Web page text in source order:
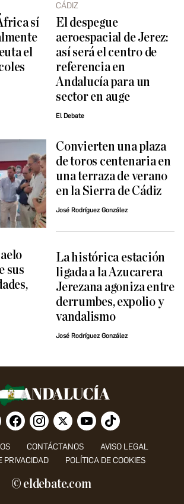
sí
el
CÁDIZ
El despegue
aeroespacial de Jerez:
así será el centro de
referencia en
Andalucía para un
sector en auge
El Debate
sus
Convierten una plaza
de toros centenaria en
una terraza de verano
en la Sierra de Cádiz
José Rodríguez González
La histórica estación
ligada a la Azucarera
Jerezana agoniza entre
derrumbes, expolio y
vandalismo
José Rodríguez González
CONTÁCTANOS
AVISO LEGAL
PRIVACIDAD
POLÍTICA DE COOKIES
© eldebate.com